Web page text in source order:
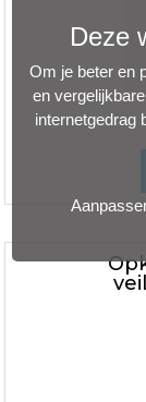
Deze
Om je beter en
en
internetgedrag